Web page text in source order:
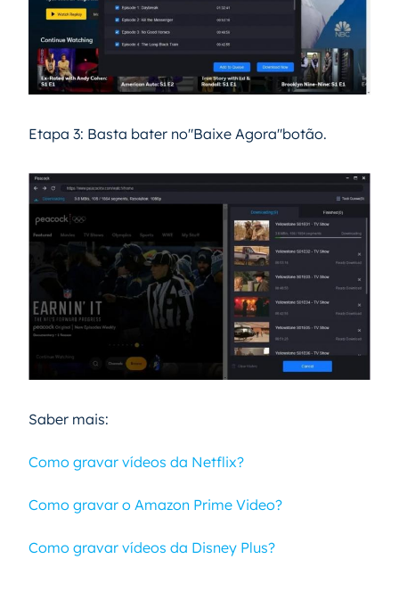
Etapa 3: Basta bater no"Baixe Agora"botão.
Saber mais:
Como gravar vídeos da Netflix?
Como gravar o Amazon Prime Video?
Como gravar vídeos da Disney Plus?